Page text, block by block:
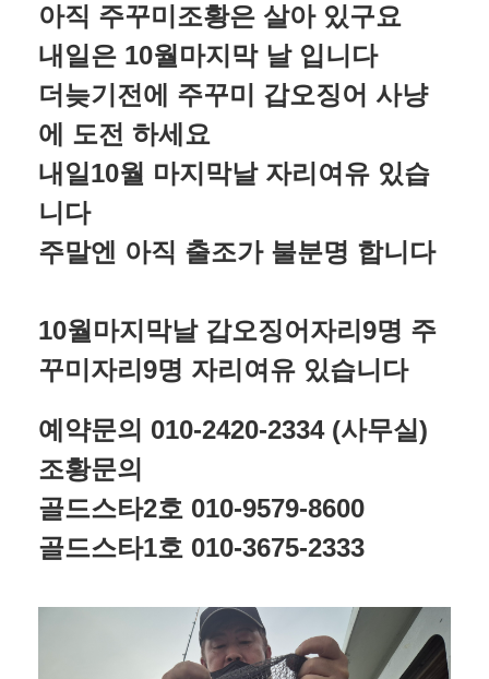
아직 주꾸미조황은 살아 있구요
내일은 10월마지막 날 입니다
더늦기전에 주꾸미 갑오징어 사냥
에 도전 하세요
내일10월 마지막날 자리여유 있습
니다
주말엔 아직 출조가 불분명 합니다
10월마지막날 갑오징어자리9명 주
꾸미자리9명 자리여유 있습니다
예약문의 010-2420-2334 (사무실)
조황문의
골드스타2호 010-9579-8600
골드스타1호 010-3675-2333